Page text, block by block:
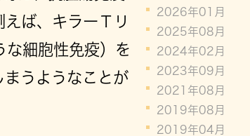
えば、キラーＴリ
な細胞性免疫）を
うようなことが
2026年01月
2025年08月
2024年02月
2023年09月
2021年08月
2019年08月
2019年04月